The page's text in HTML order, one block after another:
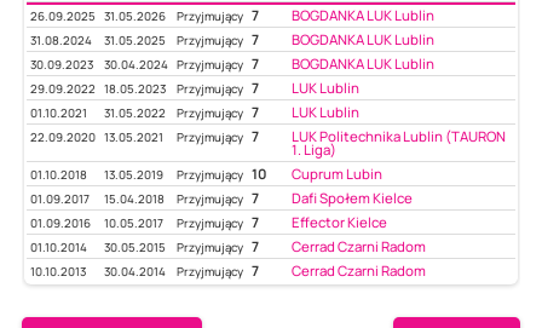
26.09.2025
31.05.2026 Przyjmujący 7 BOGDANKA LUK Lublin
31.08.2024 31.05.2025 Przyjmujący 7 BOGDANKA LUK Lublin
30.09.2023 30.04.2024 Przyjmujący 7 BOGDANKA LUK Lublin
29.09.2022 18.05.2023 Przyjmujący 7 LUK Lublin
01.10.2021 31.05.2022 Przyjmujący 7 LUK Lublin
22.09.2020 13.05.2021 Przyjmujący 7 LUK Politechnika Lublin (TAURON
1. Liga)
01.10.2018 13.05.2019 Przyjmujący 10 Cuprum Lubin
01.09.2017 15.04.2018 Przyjmujący 7 Dafi Społem Kielce
01.09.2016 10.05.2017 Przyjmujący 7 Effector Kielce
01.10.2014 30.05.2015 Przyjmujący 7 Cerrad Czarni Radom
10.10.2013 30.04.2014 Przyjmujący 7 Cerrad Czarni Radom